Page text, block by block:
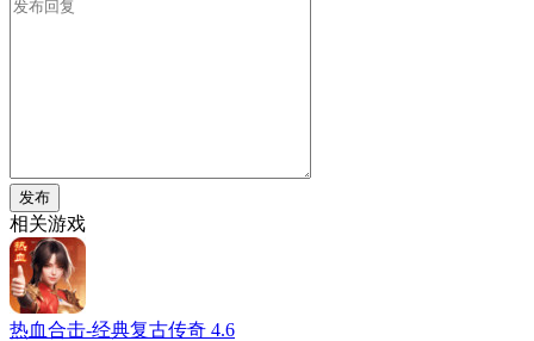
发布
相关游戏
热血合击-经典复古传奇 4.6